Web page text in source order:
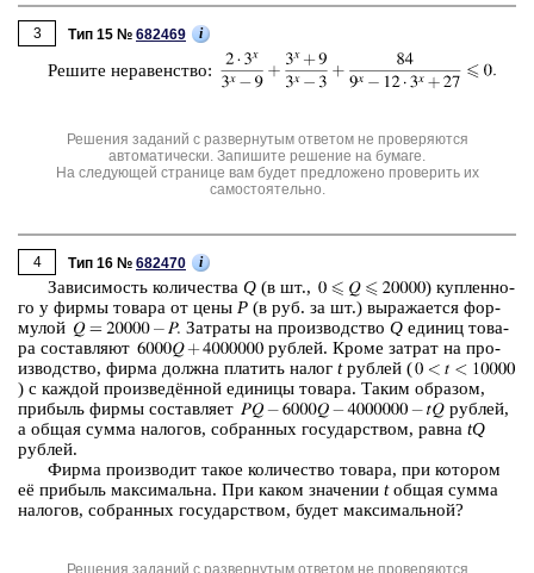
3 Тип 15 № 682469 i
Ре­ши­те не­ра­вен­ство:
Решения заданий с развернутым ответом не проверяются
автоматически. Запишите решение на бумаге.
На следующей странице вам будет предложено проверить их
самостоятельно.
4 Тип 16 № 682470 i
За­ви­си­мость ко­ли­че­ства Q (в шт.,
) куп­лен­но­
го у фирмы то­ва­ра от цены P (в руб. за шт.) вы­ра­жа­ет­ся фор­
му­лой
За­тра­ты на про­из­вод­ство Qеди­ниц то­ва­
ра со­став­ля­ют
руб­лей. Кроме за­трат на про­
из­вод­ство, фирма долж­на пла­тить налог tруб­лей (
) с каж­дой про­из­ведённой еди­ни­цы то­ва­ра. Таким об­ра­зом,
при­быль фирмы со­став­ля­ет
руб­лей,
а общая сумма на­ло­гов, со­бран­ных го­су­дар­ством, равна tQ
руб­лей.
Фирма про­из­во­дит такое ко­ли­че­ство то­ва­ра, при ко­то­ром
её при­быль мак­си­маль­на. При каком зна­че­нии tобщая сумма
на­ло­гов, со­бран­ных го­су­дар­ством, будет мак­си­маль­ной?